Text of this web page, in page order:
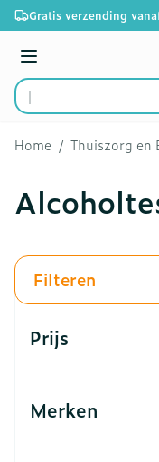
Ga naar de inhoud
Gratis verzending
Menu
Product, merk,
Home / Thuiszorg en
Filteren
Prijs
Merken